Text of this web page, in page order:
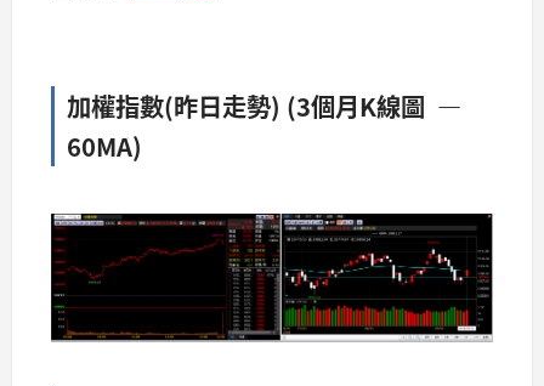
加權指數(昨日走勢) (3個月K線圖 —
60MA)